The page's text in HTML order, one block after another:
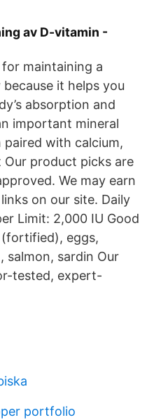
av D-vitamin -
maintaining a
it helps you
absorption and
important mineral
paired with calcium,
Our product picks are
We may earn
on our site. Daily
Limit: 2,000 IU Good
(fortified), eggs,
sardin Our
tested, expert-
portfolio